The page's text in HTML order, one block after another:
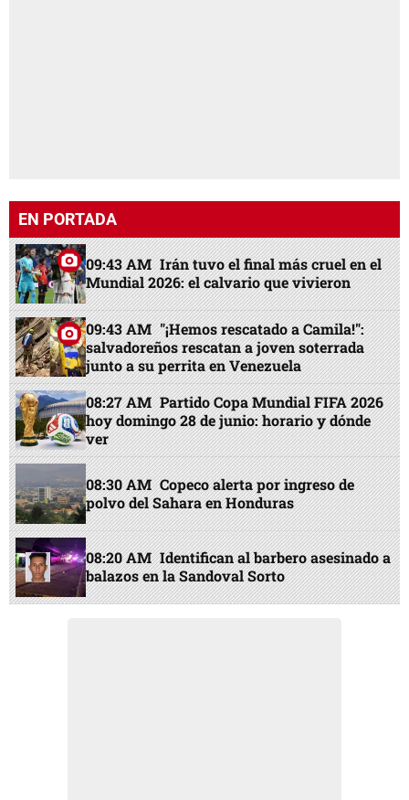
EN PORTADA
09:43 AM Irán tuvo el final más cruel en el
Mundial 2026: el calvario que vivieron
09:43 AM "¡Hemos rescatado a Camila!":
salvadoreños rescatan a joven soterrada
junto a su perrita en Venezuela
08:27 AM Partido Copa Mundial FIFA 2026
hoy domingo 28 de junio: horario y dónde
ver
08:30 AM Copeco alerta por ingreso de
polvo del Sahara en Honduras
08:20 AM Identifican al barbero asesinado a
balazos en la Sandoval Sorto